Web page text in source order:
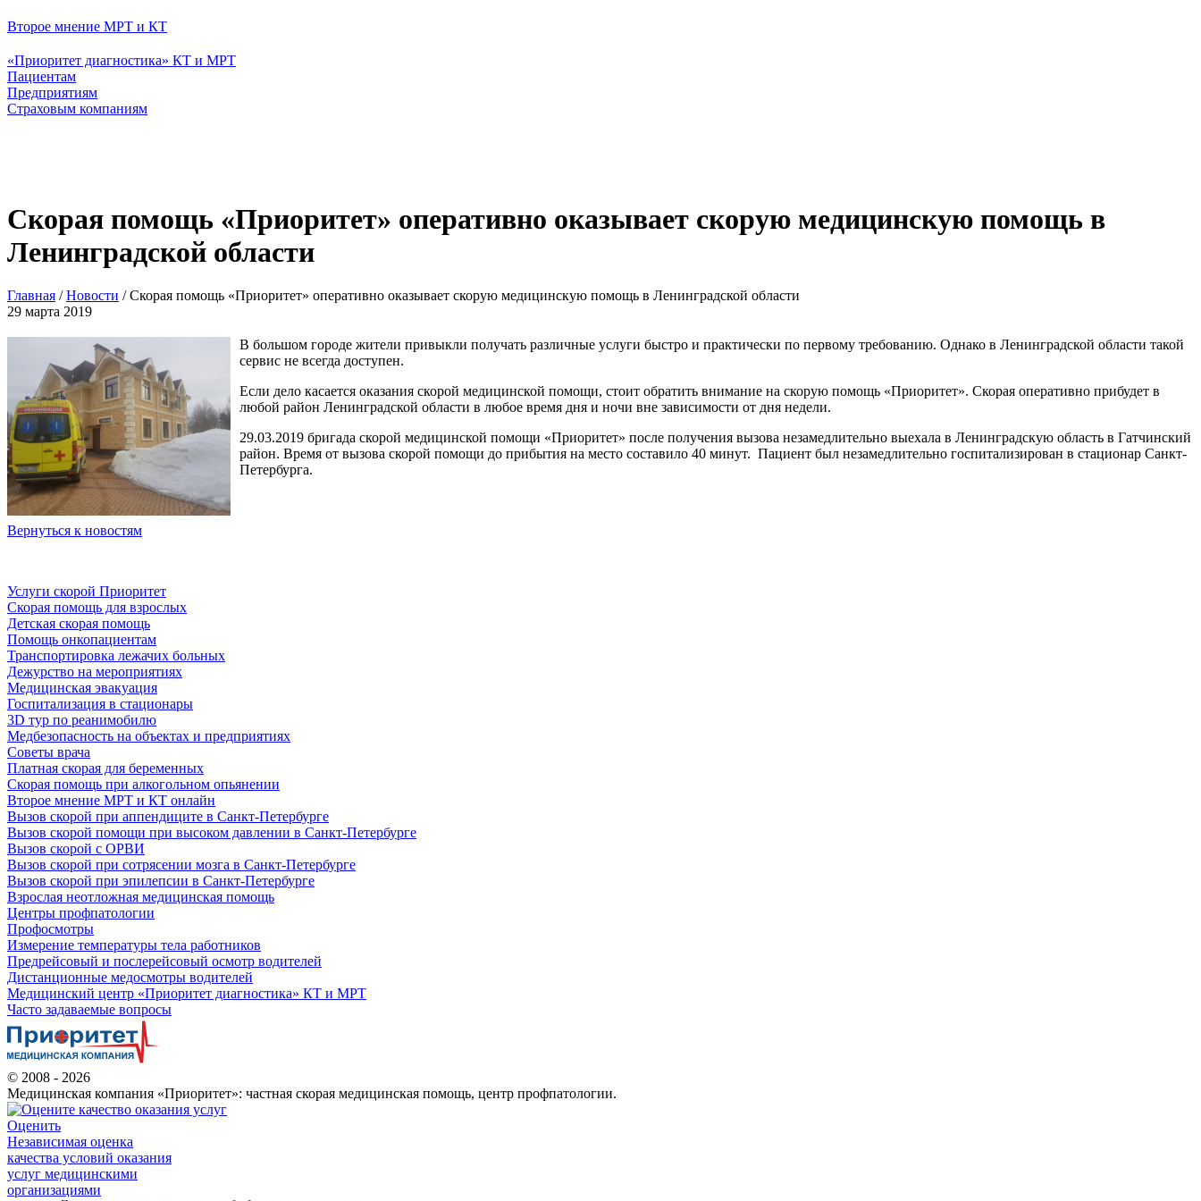
Второе мнение МРТ и КТ
«Приоритет диагностика» КТ и МРТ
Пациентам
Предприятиям
Страховым компаниям
Скорая помощь «Приоритет» оперативно оказывает скорую медицинскую помощь в
Ленинградской области
Главная /Новости /Скорая помощь «Приоритет» оперативно оказывает скорую медицинскую помощь в Ленинградской области
29 марта 2019
В большом городе жители привыкли получать различные услуги быстро и практически по первому требованию. Однако в Ленинградской области такой
сервис не всегда доступен.
Если дело касается оказания скорой медицинской помощи, стоит обратить внимание на скорую помощь «Приоритет». Скорая оперативно прибудет в
любой район Ленинградской области в любое время дня и ночи вне зависимости от дня недели.
29.03.2019 бригада скорой медицинской помощи «Приоритет» после получения вызова незамедлительно выехала в Ленинградскую область в Гатчинский
район. Время от вызова скорой помощи до прибытия на место составило 40 минут. Пациент был незамедлительно госпитализирован в стационар Санкт-
Петербурга.
Вернуться к новостям
Услуги скорой Приоритет
Скорая помощь для взрослых
Детская скорая помощь
Помощь онкопациентам
Транспортировка лежачих больных
Дежурство на мероприятиях
Медицинская эвакуация
Госпитализация в стационары
3D тур по реанимобилю
Медбезопасность на объектах и предприятиях
Советы врача
Платная скорая для беременных
Скорая помощь при алкогольном опьянении
Второе мнение МРТ и КТ онлайн
Вызов скорой при аппендиците в Санкт-Петербурге
Вызов скорой помощи при высоком давлении в Санкт-Петербурге
Вызов скорой с ОРВИ
Вызов скорой при сотрясении мозга в Санкт-Петербурге
Вызов скорой при эпилепсии в Санкт-Петербурге
Взрослая неотложная медицинская помощь
Центры профпатологии
Профосмотры
Измерение температуры тела работников
Предрейсовый и послерейсовый осмотр водителей
Дистанционные медосмотры водителей
Медицинский центр «Приоритет диагностика» КТ и МРТ
Часто задаваемые вопросы
© 2008 - 2026
Медицинская компания «Приоритет»: частная скорая медицинская помощь, центр профпатологии.
Оценить
Независимая оценка
качества условий оказания
услуг медицинскими
организациями